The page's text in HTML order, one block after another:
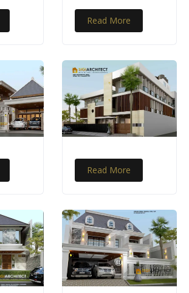
Read More
Read More